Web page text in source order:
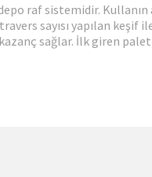
raf sistemidir.
sayısı yapılan keşif
sağlar. İlk giren